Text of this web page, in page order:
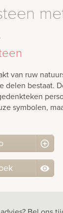
van ruw
delen bestaat.
symbolen,